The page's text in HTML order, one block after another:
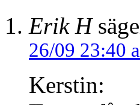
Erik H
26/09 23:40
Kerstin: